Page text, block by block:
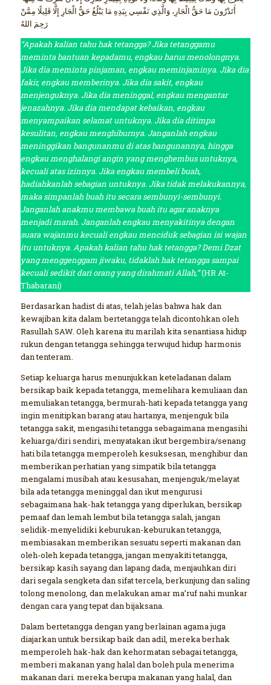
أَتَدْرُونَ مَا حَقُّ الْجَارِ، وَالَّذِي نَفْسِي بِيَدِهِ مَا يَبْلُغُ حَقُّ الْجَارِ إِلَّا قَلِيلًا مِمَّنْ
رَحِمَ اللهُ
“Apakah kalian tahu hak tetangga? Jika tetanggamu
meminta bantuan kepadamu, engkau harus menolongnya.
Jika dia meminta pinjaman, engkau meminjaminya. Jika dia
fakir, engkau memberinya. Jika dia sakit, engkau
menjenguknya. Jika dia meninggal, engkau mengantar
jenazahnya. Jika dia mendapat kebaikan, engkau
menyampaikan selamat untuknya. Jika dia ditimpa
kesulitan, engkau menghiburnya. Janganlah engkau
meninggikan bangunanmu di atas bangunannya, hingga
engkau menghalangi angin yang menghembus untuknya,
kecuali atas izinnya. Jika engkau membeli buah,
hadiahkanlah sebagian untuknya. Jika tidak melakukannya,
maka simpanlah buah itu secara sembunyi-sembunyi.
Janganlah anakmu membawa buah itu agar anaknya
menjadi marah. Janganlah engkau menyakitinya dengan
suara wajanmu kecuali engkau menciduk sebagian isi wajan
itu untuknya. Apakah kalian tahu hak tetangga? Demi Dzat
yang menggenggam jiwaku, tidaklah hak tetangga sampai
kecuali sedikit dari orang yang dirahmati Allah,”(HR At-
Thabarani)
Berdasarkan hadist di atas, telah jelas bahwa hak dan
kewajiban kita dalam bertetangga telah dicontohkan oleh
Rasullah SAW. Oleh karena itu marilah kita senantiasa hidup
rukun dengan tetangga sehingga terwujud hidup harmonis
dan tenteram.
Setiap keluarga harus menunjukkan keteladanan dalam
bersikap baik kepada tetangga, memelihara kemuliaan dan
memuliakan tetangga, bermurah-hati kepada tetangga yang
ingin menitipkan barang atau hartanya, menjenguk bila
tetangga sakit, mengasihi tetangga sebagaimana mengasihi
keluarga/diri sendiri, menyatakan ikut bergembira/senang
hati bila tetangga memperoleh kesuksesan, menghibur dan
memberikan perhatian yang simpatik bila tetangga
mengalami musibah atau kesusahan, menjenguk/melayat
bila ada tetangga meninggal dan ikut mengurusi
sebagaimana hak-hak tetangga yang diperlukan, bersikap
pemaaf dan lemah lembut bila tetangga salah, jangan
selidik-menyelidiki keburukan-keburukan tetangga,
membiasakan memberikan sesuatu seperti makanan dan
oleh-oleh kepada tetangga, jangan menyakiti tetangga,
bersikap kasih sayang dan lapang dada, menjauhkan diri
dari segala sengketa dan sifat tercela, berkunjung dan saling
tolong menolong, dan melakukan amar ma’ruf nahi munkar
dengan cara yang tepat dan bijaksana.
Dalam bertetangga dengan yang berlainan agama juga
diajarkan untuk bersikap baik dan adil, mereka berhak
memperoleh hak-hak dan kehormatan sebagai tetangga,
memberi makanan yang halal dan boleh pula menerima
makanan dari. mereka berupa makanan yang halal, dan